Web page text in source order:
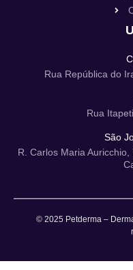
Rua República do
Rua
São
R. Carlos Maria
© 2025 Petderma –